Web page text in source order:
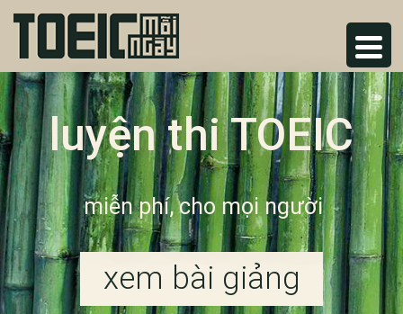
luyện thi TOEIC
miễn phí, cho mọi người
xem bài giảng